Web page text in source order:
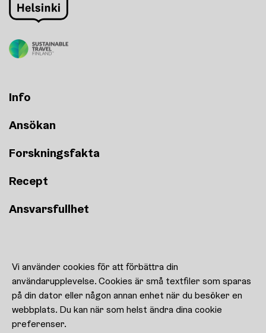
Info
Ansökan
Forskningsfakta
Recept
Ansvarsfullhet
Kulturen uppfostrar!
Kontaktuppgifter
Cookie-inställningar
Vi använder cookies för att förbättra din
användarupplevelse. Cookies är små textfiler som sparas
på din dator eller någon annan enhet när du besöker en
webbplats. Du kan när som helst ändra dina cookie
preferenser.